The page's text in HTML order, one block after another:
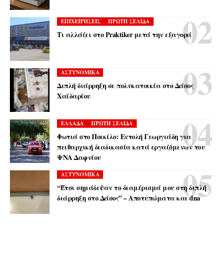
ΕΠΙΧΕΙΡΗΣΕΙΣ ΠΡΩΤΗ ΣΕΛΙΔΑ
Τι αλλάζει στο Praktiker μετά την εξαγορά
ΑΣΤΥΝΟΜΙΚΑ
Διπλή διάρρηξη σε πολυκατοικία στο Δάσος
Χαϊδαρίου
ΕΛΛΑΔΑ ΠΡΩΤΗ ΣΕΛΙΔΑ
Φωτιά στο Ποικίλο: Εντολή Γεωργιάδη για
πειθαρχική διαδικασία κατά εργαζόμενων του
ΨΝΑ Δαφνίου
ΑΣΤΥΝΟΜΙΚΑ
“Έτσι σημάδεψαν το διαμέρισμά μου στη διπλή
διάρρηξη στο Δάσος” – Αποτυπώματα και dna